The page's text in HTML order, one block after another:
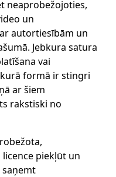
neaprobežojoties,
un
autortiesībām un
Jebkura satura
vai
formā ir stingri
ar šiem
rakstiski no
piekļūt un